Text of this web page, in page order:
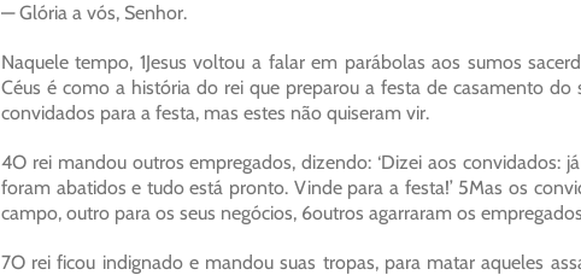
— Glória a vós, Senhor.
Naquele tempo, 1Jesus voltou a falar em parábolas aos sumos
Céus é como a história do rei que preparou a festa de casamento
convidados para a festa, mas estes não quiseram vir.
4O rei mandou outros empregados, dizendo: ‘Dizei aos convidados:
foram abatidos e tudo está pronto. Vinde para a festa!’ 5Mas os
campo, outro para os seus negócios, 6outros agarraram os
7O rei ficou indignado e mandou suas tropas, para matar aqueles